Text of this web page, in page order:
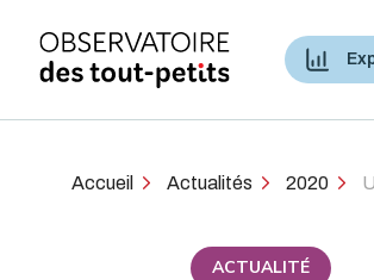
Accueil Actualités 2020
ACTUALITÉ